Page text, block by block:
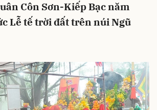
Côn Sơn-Kiếp Bạc năm
Lễ tế trời đất trên núi Ngũ